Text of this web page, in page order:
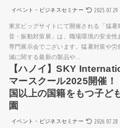
イベント・ビジネスセミナー 2025.07.29
東京ビッグサイトにて開催される「猛
音・振動対策展」は、職場環境の安全
専門展示会でございます。猛暑対策や
減に関する最新の製品や...
【ハノイ】SKY
マースクール2025開催
国以上の国籍をもつ子ど
園
イベント・ビジネスセミナー 2026.07.28